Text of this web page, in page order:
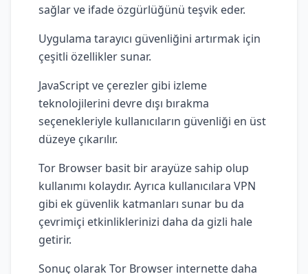
sağlar ve ifade özgürlüğünü teşvik eder.
Uygulama tarayıcı güvenliğini artırmak için
çeşitli özellikler sunar.
JavaScript ve çerezler gibi izleme
teknolojilerini devre dışı bırakma
seçenekleriyle kullanıcıların güvenliği en üst
düzeye çıkarılır.
Tor Browser basit bir arayüze sahip olup
kullanımı kolaydır. Ayrıca kullanıcılara VPN
gibi ek güvenlik katmanları sunar bu da
çevrimiçi etkinliklerinizi daha da gizli hale
getirir.
Sonuç olarak Tor Browser internette daha